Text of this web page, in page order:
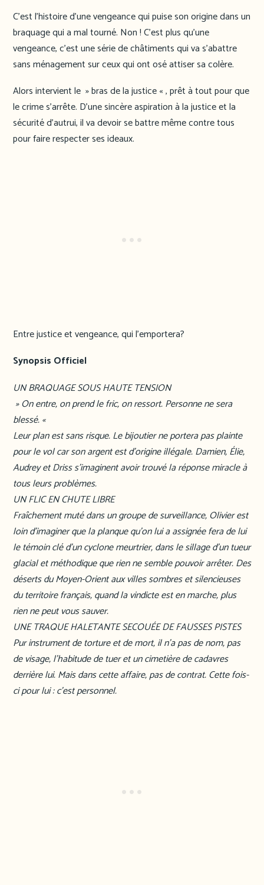
C’est l’histoire d’une vengeance qui puise son origine dans un
braquage qui a mal tourné. Non ! C’est plus qu’une
vengeance, c’est une série de châtiments qui va s’abattre
sans ménagement sur ceux qui ont osé attiser sa colère.
Alors intervient le » bras de la justice « , prêt à tout pour que
le crime s’arrête. D’une sincère aspiration à la justice et la
sécurité d’autrui, il va devoir se battre même contre tous
pour faire respecter ses ideaux.
Entre justice et vengeance, qui l’emportera?
Synopsis Officiel
UN BRAQUAGE SOUS HAUTE TENSION
» On entre, on prend le fric, on ressort. Personne ne sera
blessé. «
Leur plan est sans risque. Le bijoutier ne portera pas plainte
pour le vol car son argent est d’origine illégale. Damien, Élie,
Audrey et Driss s’imaginent avoir trouvé la réponse miracle à
tous leurs problèmes.
UN FLIC EN CHUTE LIBRE
Fraîchement muté dans un groupe de surveillance, Olivier est
loin d’imaginer que la planque qu’on lui a assignée fera de lui
le témoin clé d’un cyclone meurtrier, dans le sillage d’un tueur
glacial et méthodique que rien ne semble pouvoir arrêter. Des
déserts du Moyen-Orient aux villes sombres et silencieuses
du territoire français, quand la vindicte est en marche, plus
rien ne peut vous sauver.
UNE TRAQUE HALETANTE SECOUÉE DE FAUSSES PISTES
Pur instrument de torture et de mort, il n’a pas de nom, pas
de visage, l’habitude de tuer et un cimetière de cadavres
derrière lui. Mais dans cette affaire, pas de contrat. Cette fois-
ci pour lui : c’est personnel.